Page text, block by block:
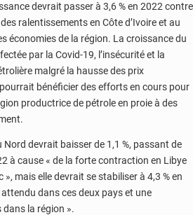
devrait passer à 3,6 % en 2022 contre
ralentissements en Côte d’Ivoire et au
économies de la région. La croissance du
par la Covid-19, l’insécurité et la
malgré la hausse des prix
bénéficier des efforts en cours pour
productrice de pétrole en proie à des
Nord devrait baisser de 1,1 %, passant de
à cause « de la forte contraction en Libye
mais elle devrait se stabiliser à 4,3 % en
dans ces deux pays et une
la région ».